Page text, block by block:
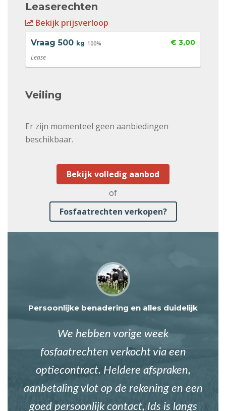
Leaserechten
Bekijk prijsverloop
Vraag 500 kg 100% € 3,00
Lease
Veiling
Er zijn momenteel geen aanbiedingen
beschikbaar.
Bekijk volledig aanbod
of
Fosfaatrechten verkopen?
Persoonlijke benadering en alles duidelijk
We hebben vorige week
fosfaatrechten verkocht via een
optiecontract. Heldere afspraken,
aanbetaling vlot op de rekening en een
goed persoonlijk contact, Ids is langs